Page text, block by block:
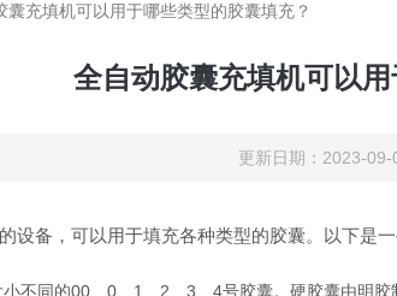
囊充填机可以用于哪些类型的胶囊填充？
全自动胶囊充填机可以
更新日期：2023-
设备，可以用于填充各种类型的胶囊。以下是
同的00、0、1、2、3、4号胶囊。硬胶囊由明胶